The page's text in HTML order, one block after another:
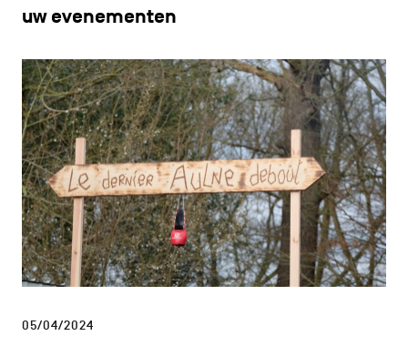
uw evenementen
05/04/2024